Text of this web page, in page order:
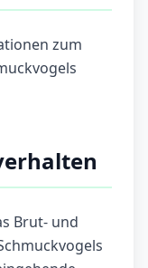
zum
Brut- und